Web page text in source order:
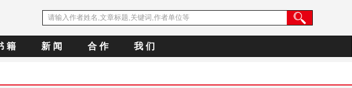
籍 新 闻 合 作 我 们